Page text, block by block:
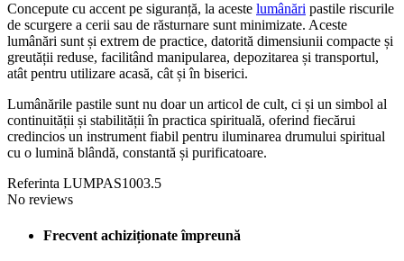
Concepute cu accent pe siguranță, la aceste lumânări pastile riscurile
de scurgere a cerii sau de răsturnare sunt minimizate. Aceste
lumânări sunt și extrem de practice, datorită dimensiunii compacte și
greutății reduse, facilitând manipularea, depozitarea și transportul,
atât pentru utilizare acasă, cât și în biserici.
Lumânările pastile sunt nu doar un articol de cult, ci și un simbol al
continuității și stabilității în practica spirituală, oferind fiecărui
credincios un instrument fiabil pentru iluminarea drumului spiritual
cu o lumină blândă, constantă și purificatoare.
Referinta LUMPAS1003.5
No reviews
Frecvent achiziționate împreună